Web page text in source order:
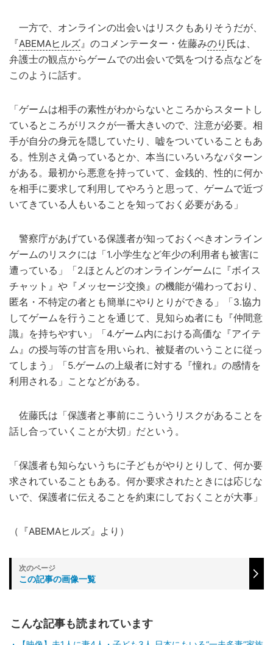
一方で、オンラインの出会いはリスクもありそうだが、
『ABEMAヒルズ』のコメンテーター・佐藤みのり 氏は、
弁護士の観点からゲームでの出会いで気をつける点などを
このように話す。
「ゲームは相手の素性がわからないところからスタートし
ているところがリスクが一番大きいので、注意が必要。相
手が自分の身元を隠していたり、嘘をついていることもあ
る。性別さえ偽っているとか、本当にいろいろなパターン
がある。最初から悪意を持っていて、金銭的、性的に何か
を相手に要求して利用してやろうと思って、ゲームで近づ
いてきている人もいることを知っておく必要がある」
警察庁があげている保護者が知っておくべきオンライン
ゲームのリスクには「1.小学生など年少の利用者も被害に
遭っている」「2.ほとんどのオンラインゲームに『ボイス
チャット』や『メッセージ交換』の機能が備わっており、
匿名・不特定の者とも簡単にやりとりができる」「3.協力
してゲームを行うことを通じて、見知らぬ者にも『仲間意
識』を持ちやすい」「4.ゲーム内における高価な『アイテ
ム』の授与等の甘言を用いられ、被疑者のいうことに従っ
てしまう」「5.ゲームの上級者に対する『憧れ』の感情を
利用される」ことなどがある。
佐藤氏は「保護者と事前にこういうリスクがあることを
話し合っていくことが大切」だという。
「保護者も知らないうちに子どもがやりとりして、何か要
求されていることもある。何か要求されたときには応じな
いで、保護者に伝えることを約束にしておくことが大事」
（『ABEMAヒルズ』より）
この記事の画像一覧
こんな記事も読まれています